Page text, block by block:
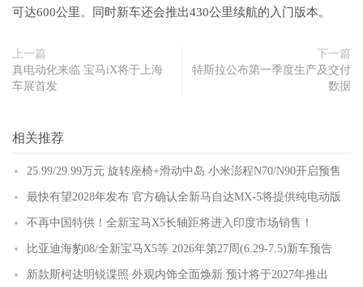
可达600公里。同时新车还会推出430公里续航的入门版本。
上一篇
真电动化来临 宝马iX将于上海
车展首发
下一篇
特斯拉公布第一季度生产及交付
数据
相关推荐
25.99/29.99万元 旋转座椅+滑动中岛 小米澎程N70/N90开启预售
最快有望2028年发布 官方确认全新马自达MX-5将提供纯电动版
不再中国特供！全新宝马X5长轴距将进入印度市场销售！
比亚迪海豹08/全新宝马X5等 2026年第27周(6.29-7.5)新车预告
新款斯柯达明锐谍照 外观内饰全面焕新 预计将于2027年推出